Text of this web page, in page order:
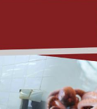
Nguồn cung giảm, giá